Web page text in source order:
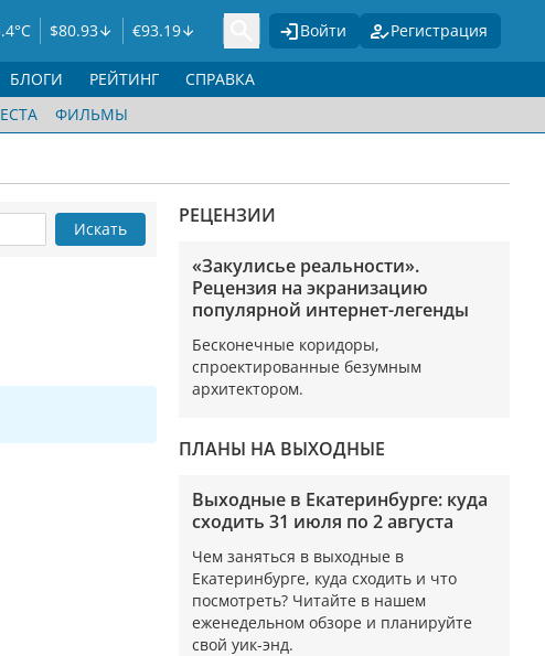
$80.93 €93.19 Войти Регистрация
ФИЛЬМЫ
БЛОГИ РЕЙТИНГ СПРАВКА
Искать
РЕЦЕНЗИИ
«Закулисье реальности».
Рецензия на экранизацию
популярной интернет-легенды
Бесконечные коридоры,
спроектированные безумным
архитектором.
ПЛАНЫ НА ВЫХОДНЫЕ
Выходные в Екатеринбурге: куда
сходить 31 июля по 2 августа
Чем заняться в выходные в
Екатеринбурге, куда сходить и что
посмотреть? Читайте в нашем
еженедельном обзоре и планируйте
свой уик-энд.